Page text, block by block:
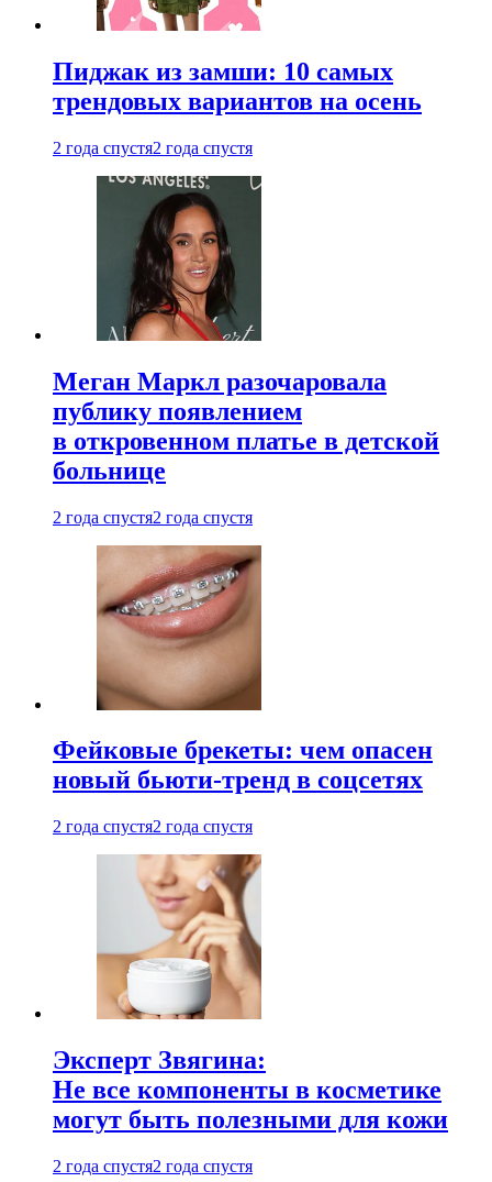
Пиджак из замши: 10 самых
трендовых вариантов на осень
2 года спустя2 года спустя
Меган Маркл разочаровала
публику появлением
в откровенном платье в детской
больнице
2 года спустя2 года спустя
Фейковые брекеты: чем опасен
новый бьюти-тренд в соцсетях
2 года спустя2 года спустя
Эксперт Звягина:
Не все компоненты в косметике
могут быть полезными для кожи
2 года спустя2 года спустя